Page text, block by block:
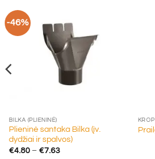
-46%
BILKA (PLIENINĖ)
Plieninė santaka Bilka (įv.
dydžiai ir spalvos)
€4.80 – €7.63Price